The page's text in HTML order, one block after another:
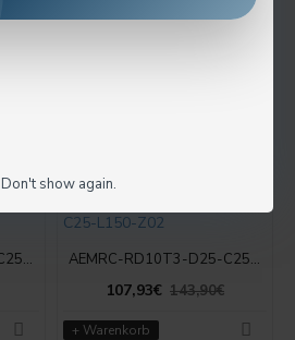
Don't show again.
AEMRC-RD10T3-D25-C25-L200-Z02-H AEMRC-RD10T3-D25-C25-L150-Z02
107,93€ 143,90€
+ Warenkorb